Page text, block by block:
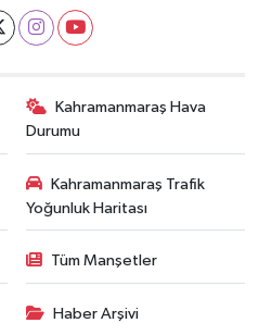
Kahramanmaraş Hava
Durumu
Kahramanmaraş Trafik
Yoğunluk Haritası
Tüm Manşetler
Haber Arşivi